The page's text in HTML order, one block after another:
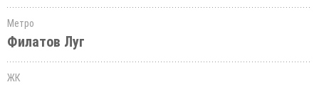
Метро
Филатов Луг
ЖК